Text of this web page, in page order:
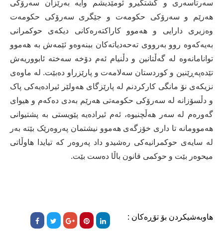
سەرتاسەری و گشتگیرو ئومێدیشم وایە بەرێزان سەرۆکی
هەرێم و سەرۆکی حکومەت و جێگری سەرۆکی حکومەت
وەزیری دارایی و هەموو کاراکتەرەکانی دیکەی حوکمرانی
بەیەکەوە روو بەرووی تەحەدیاتەکان ببنەوەو ئێمەش بە هەموو
توانامانەوە لە گەڵتانین و دڵنیام ئەم دۆخە سەختە ئابووریەش
تێدەپەڕێنین و کوردستان سەلامەت و پارێزراو دەبێت. لە ماوەی
نزیکەی نۆ مانگی کارکردنم لە پارێزگای ھەولێر ئیرادەیەکی پاک
و دڵسۆزانە لە سەرۆکی حکومەتی ھەرێم بەدی دەکەم و ھیوای
گەورەم لە سەر ھەڵچنیوە، ئەم ئیرادەیە پێویستی بە پشتیوانی
ھەموومانە تا داری خۆزگەی ھەموو نیشتمان پەروەرێک بێتە بەر
لە سایەی حوکمرانیەکی رەشیدو داد پەروەر کە تیایدا ھاوڵاتی
میحوەر بێت و حوکمی قانون باڵا دەست بێت.
هاوبەشیکردن بۆ تۆڕەکان :